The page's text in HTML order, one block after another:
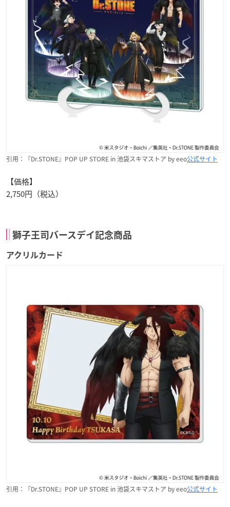
引用：『Dr.STONE』POP UP STORE in 池袋スキマストア by eeo公式サイト
【価格】
2,750円（税込）
獅子王司バースデイ記念商品
アクリルカード
引用：『Dr.STONE』POP UP STORE in 池袋スキマストア by eeo公式サイト